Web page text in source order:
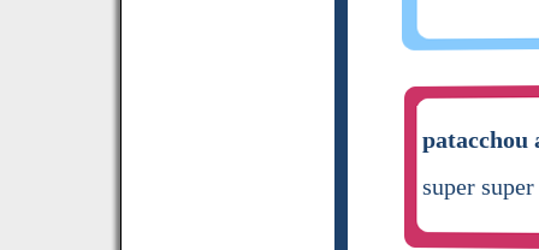
super